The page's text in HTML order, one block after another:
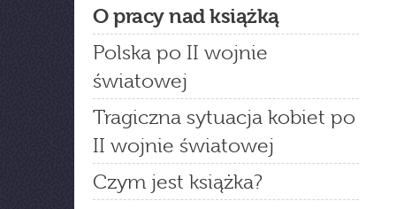
O pracy nad książką
Polska po II wojnie
światowej
Tragiczna sytuacja kobiet po
II wojnie światowej
Czym jest książka?